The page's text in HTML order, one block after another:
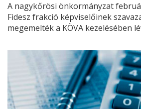
A nagykőrösi önkormányzat
Fidesz frakció képviselőinek
megemelték a KÖVA kezelésében
díjmegállapítás rendszerét is.